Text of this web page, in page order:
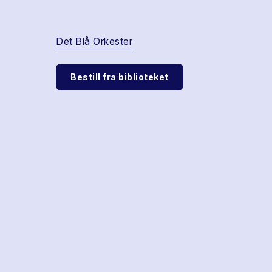
Det Blå Orkester
Bestill fra biblioteket